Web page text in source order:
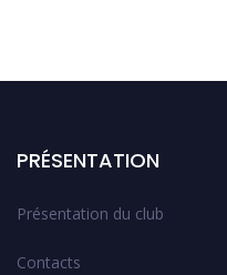
PRÉSENTATION
Présentation du club
Contacts